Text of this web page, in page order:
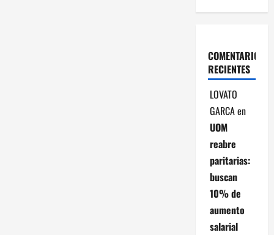
COMENTARIOS
RECIENTES
LOVATO
GARCAen
UOM
reabre
paritarias:
buscan
10% de
aumento
salarial